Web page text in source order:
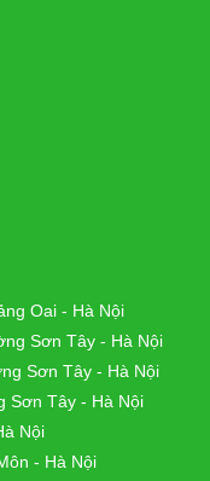
Oai - Hà Nội
Sơn Tây - Hà Nội
Sơn Tây - Hà Nội
Sơn Tây - Hà Nội
Nội
- Hà Nội